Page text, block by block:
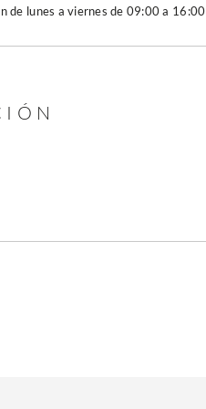
de lunes a viernes de 09:00 a 16:00